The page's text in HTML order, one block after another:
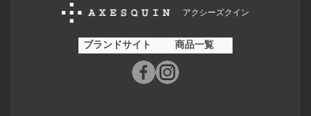
アクシーズクイン
ブランドサイト 商品一覧